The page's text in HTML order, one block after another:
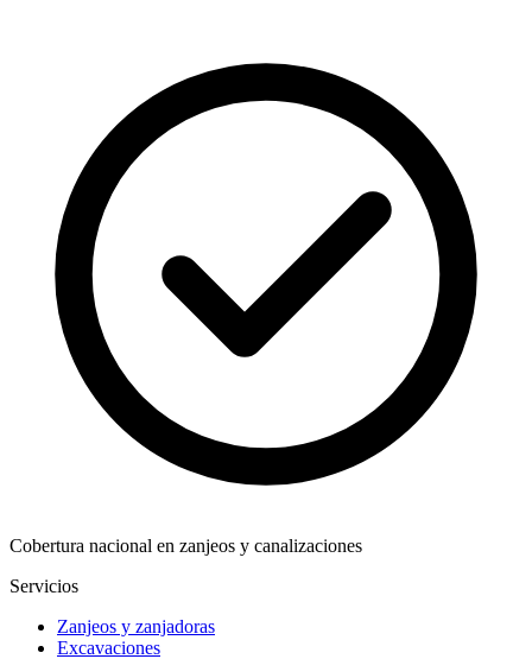
Cobertura nacional en zanjeos y canalizaciones
Servicios
Zanjeos y zanjadoras
Excavaciones